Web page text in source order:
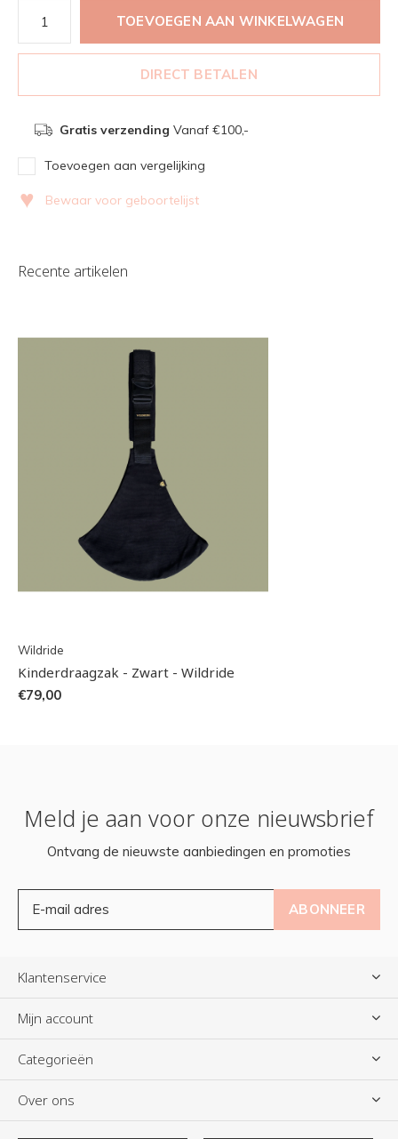
TOEVOEGEN AAN WINKELWAGEN
DIRECT BETALEN
Gratis verzending Vanaf €100,-
Toevoegen aan vergelijking
♥ Bewaar voor geboortelijst
Recente artikelen
Wildride
Kinderdraagzak - Zwart - Wildride
€79,00
Meld je aan voor onze nieuwsbrief
Ontvang de nieuwste aanbiedingen en promoties
ABONNEER
Klantenservice
Mijn account
Categorieën
Over ons